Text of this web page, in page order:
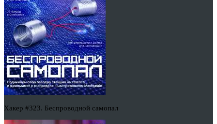
Хакер #323. Беспроводной самопал